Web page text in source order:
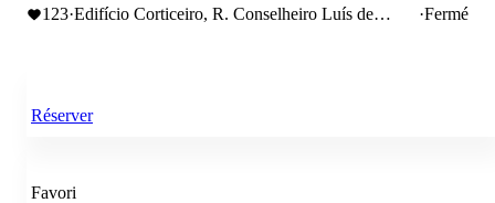
123·Edifício Corticeiro, R. Conselheiro Luís de
·Fermé
Réserver
Favori